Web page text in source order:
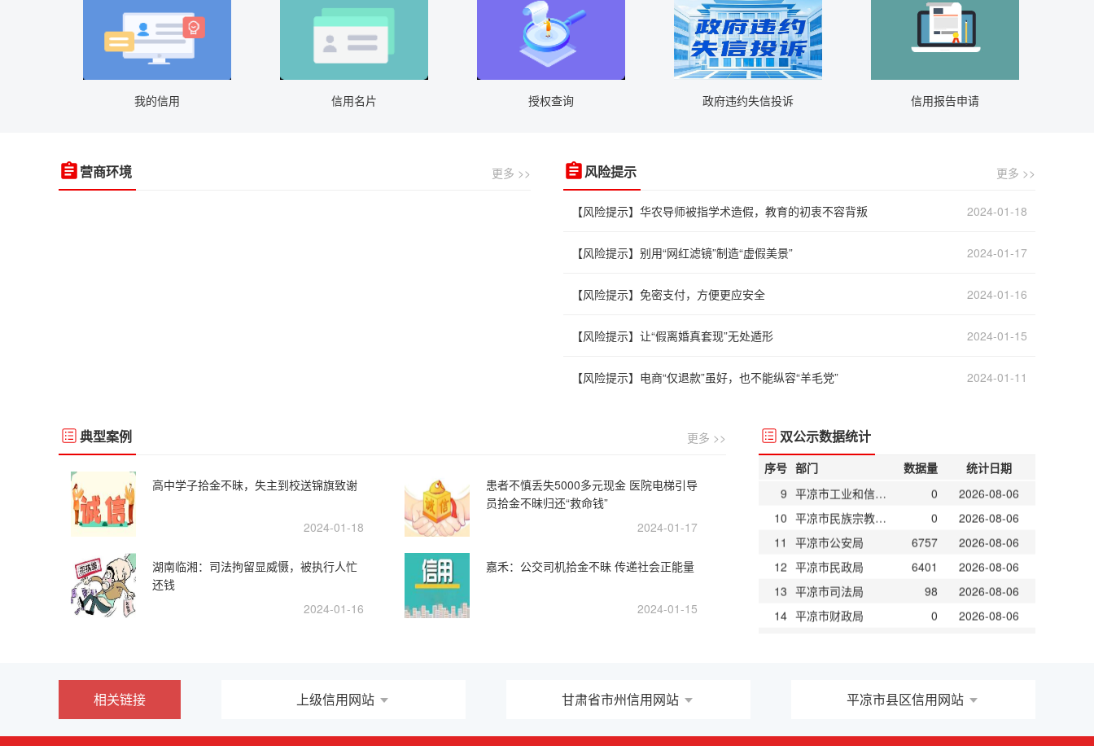
我的信用 信用名片 授权查询 政府违约失信投诉 信用报告申请
营商环境 更多 >> 风险提示 更多 >>
【风险提示】华农导师被指学术造假，教育的初衷不容背叛 2024-01-18
【风险提示】别用“网红滤镜”制造“虚假美景” 2024-01-17
【风险提示】免密支付，方便更应安全 2024-01-16
【风险提示】让“假离婚真套现”无处遁形 2024-01-15
【风险提示】电商“仅退款”虽好，也不能纵容“羊毛党” 2024-01-11
典型案例 更多 >>
高中学子拾金不昧，失主到校送锦旗致谢
2024-01-18
患者不慎丢失5000多元现金 医院电梯引导
员拾金不昧归还“救命钱”
2024-01-17
湖南临湘：司法拘留显威慑，被执行人忙
还钱
2024-01-16
嘉禾：公交司机拾金不昧 传递社会正能量
2024-01-15
双公示数据统计
序号 部门 数据量 统计日期
2026-08-06
5
2026-08-06
8 平凉市教育局
9
0
2026-08-06
10
平凉市民族宗教事务委员会 0
2026-08-06
11 平凉市公安局 6757
2026-08-06
12
平凉市民政局 6401
2026-08-06
13 平凉市司法局 98
2026-08-06
14 平凉市财政局 0
2026-08-06
15
4535
2026-08-06
平凉市住房和城乡建设局 20274
2026-08-06
20 平凉市水务局 12122 2026-08-06
相关链接 上级信用网站 甘肃省市州信用网站 平凉市县区信用网站